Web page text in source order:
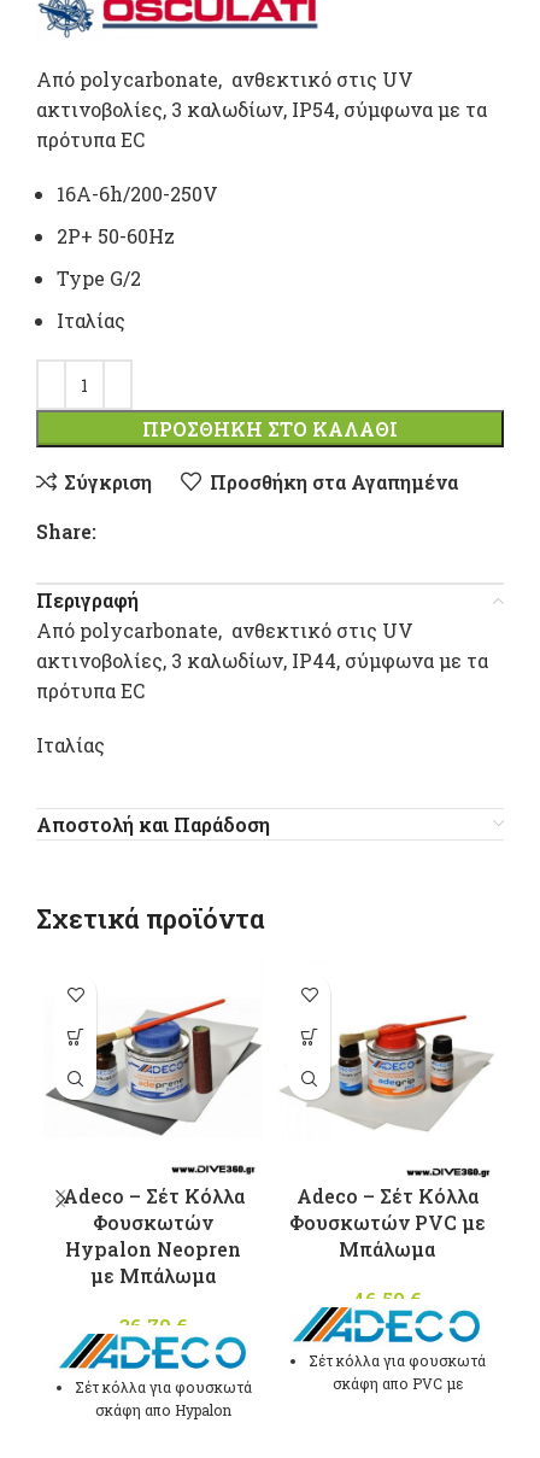
Από polycarbonate, ανθεκτικό στις UV
ακτινοβολίες, 3 καλωδίων, ΙP54, σύμφωνα με τα
πρότυπα EC
16A-6h/200-250V
2P+ 50-60Hz
Type G/2
Ιταλίας
ΠΡΟΣΘΉΚΗ ΣΤΟ ΚΑΛΆΘΙ
Σύγκριση
Προσθήκη στα Αγαπημένα
Share:
Περιγραφή
Από polycarbonate, ανθεκτικό στις UV
ακτινοβολίες, 3 καλωδίων, ΙP44, σύμφωνα με τα
πρότυπα EC
Ιταλίας
Αποστολή και Παράδοση
Σχετικά προϊόντα
Adeco – Σέτ Κόλλα
Φουσκωτών
Hypalon Neopren
με Μπάλωμα
36,70 €
Σέτ κόλλα για φουσκωτά
σκάφη απο Hypalon
Adeco – Σέτ Κόλλα
Φουσκωτών PVC με
Μπάλωμα
46,50 €
Σέτ κόλλα για φουσκωτά
σκάφη απο PVC με